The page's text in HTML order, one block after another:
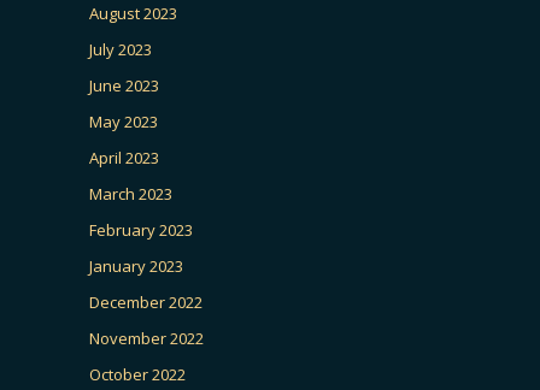
August 2023
July 2023
June 2023
May 2023
April 2023
March 2023
February 2023
January 2023
December 2022
November 2022
October 2022